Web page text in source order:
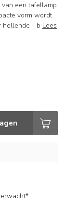
een tafellamp
vorm wordt
hellende - b Lees